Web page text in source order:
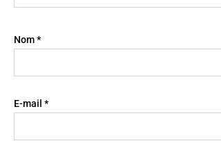
Nom*
E-mail *